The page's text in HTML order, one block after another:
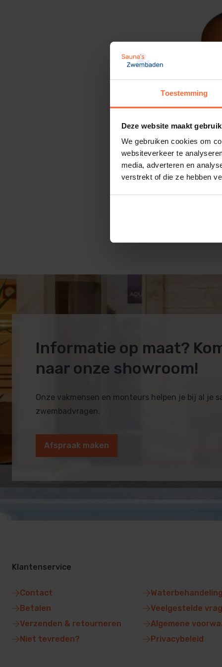
Toestemming
Deze website maakt
We gebruiken cookies om
websiteverkeer te
media, adverteren en
verstrekt of die ze hebben
Informatie op maat?
naar onze showroom!
Onze vakmensen en monteurs helpen je bij al je
zwembadvragen.
Afspraak maken
Klantenservice
Contact
Betalen
Verzenden & retourneren
Niet tevreden?
Waterbehandeling
Veelgestelde
Algemene
Privacybeleid